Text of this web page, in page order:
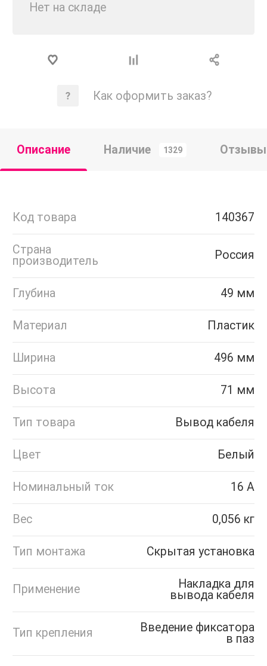
Нет на складе
Как оформить заказ?
Описание Наличие 1329 Отзывы
Код товара 140367
Страна
производитель
Россия
Глубина 49 мм
Материал Пластик
Ширина 496 мм
Высота 71 мм
Тип товара Вывод кабеля
Цвет Белый
Номинальный ток 16 А
Вес 0,056 кг
Тип монтажа Скрытая установка
Применение
Накладка для
вывода кабеля
Тип крепления
Введение фиксатора
в паз